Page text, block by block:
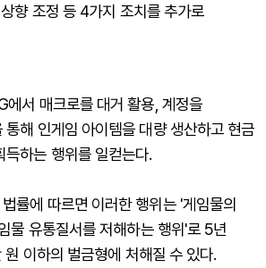
향 조정 등 4가지 조치를 추가로
에서 매크로를 대거 활용, 계정을
통해 인게임 아이템을 대량 생산하고 현금
하는 행위를 일컫는다.
률에 따르면 이러한 행위는 '게임물의
물 유통질서를 저해하는 행위'로 5년
이하의 벌금형에 처해질 수 있다.